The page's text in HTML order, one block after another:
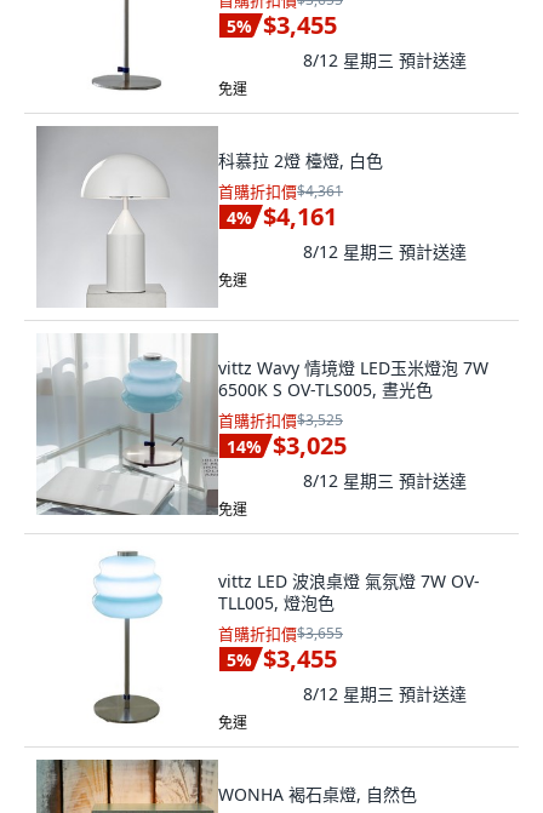
5% $3,455
8/12 星期三 預計送達
免運
科慕拉 2燈 檯燈, 白色
首購折扣價$4,361
4% $4,161
8/12 星期三 預計送達
免運
vittz Wavy 情境燈 LED玉米燈泡 7W
6500K S OV-TLS005, 晝光色
首購折扣價$3,525
14% $3,025
8/12 星期三 預計送達
免運
vittz LED 波浪桌燈 氣氛燈 7W OV-
TLL005, 燈泡色
首購折扣價$3,655
5% $3,455
8/12 星期三 預計送達
免運
WONHA 褐石桌燈, 自然色